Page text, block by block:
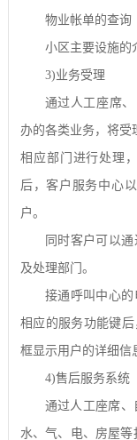
物业帐单的查询
小区主要设施的
3)业务受理
通过人工座席、
办的各类业务，将受
相应部门进行处理
后，客户服务中心
户。
同时客户可以
及处理部门。
接通呼叫中心
相应的服务功能键
框显示用户的详细信
4)售后服务系统
通过人工座席
水、气、电、房屋等